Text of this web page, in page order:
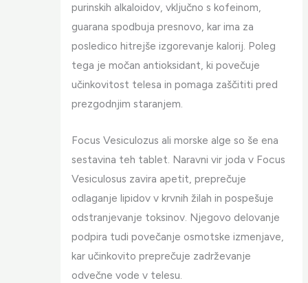
purinskih alkaloidov, vključno s kofeinom,
guarana spodbuja presnovo, kar ima za
posledico hitrejše izgorevanje kalorij. Poleg
tega je močan antioksidant, ki povečuje
učinkovitost telesa in pomaga zaščititi pred
prezgodnjim staranjem.
Focus Vesiculozus ali morske alge so še ena
sestavina teh tablet. Naravni vir joda v Focus
Vesiculosus zavira apetit, preprečuje
odlaganje lipidov v krvnih žilah in pospešuje
odstranjevanje toksinov. Njegovo delovanje
podpira tudi povečanje osmotske izmenjave,
kar učinkovito preprečuje zadrževanje
odvečne vode v telesu.